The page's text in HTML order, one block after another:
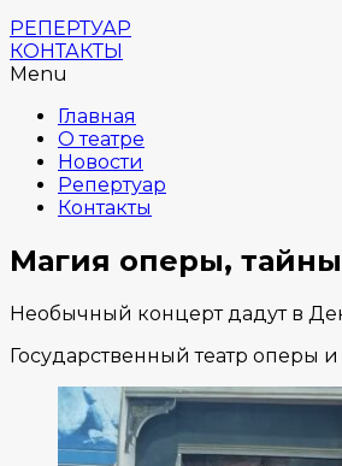
РЕПЕРТУАР
КОНТАКТЫ
Menu
Главная
О театре
Новости
Репертуар
Контакты
Магия оперы,
Необычный концерт дадут в
Государственный театр оперы